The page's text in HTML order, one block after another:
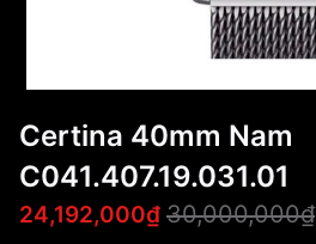
Certina 40mm Nam
C041.407.19.031.01
24,192,000₫ 30,000,000₫